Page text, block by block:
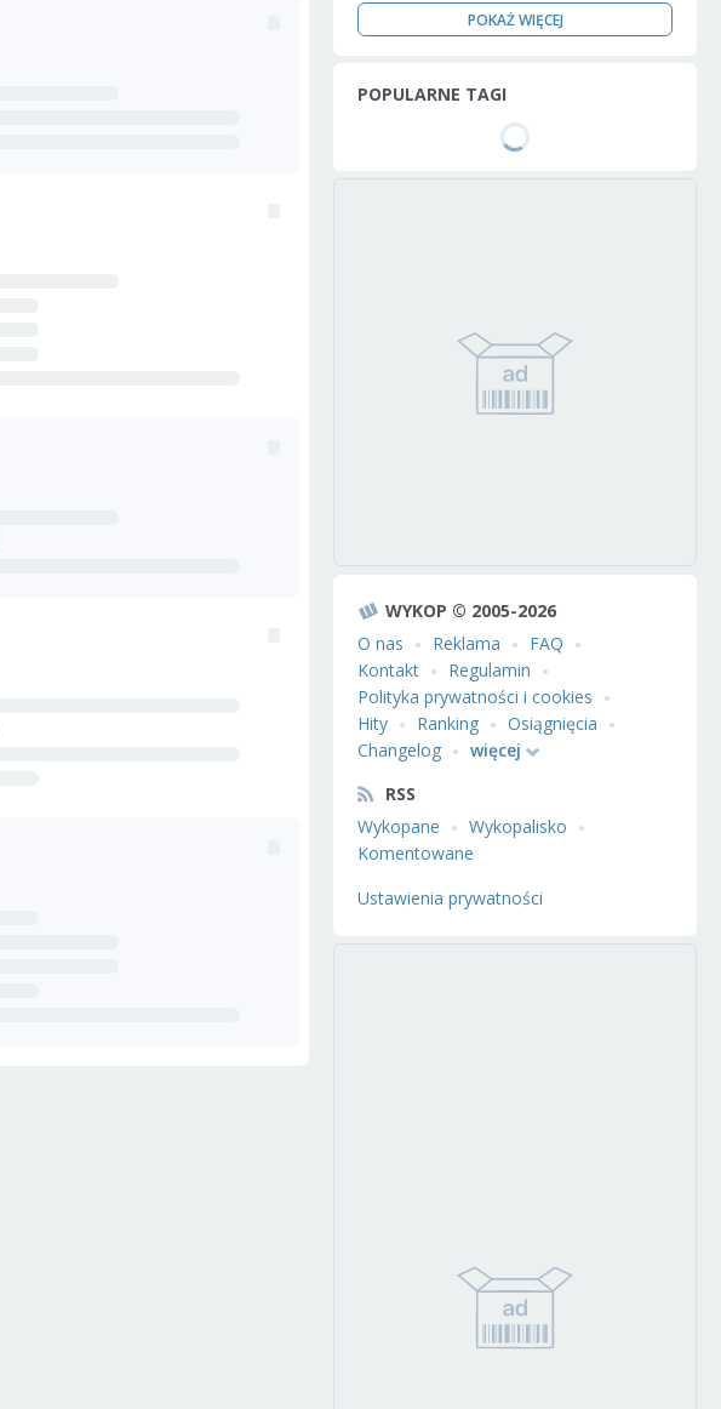
POKAŻ WIĘCEJ
POPULARNE TAGI
WYKOP © 2005-2026
O nas
Reklama
FAQ
Kontakt
Regulamin
Polityka prywatności i cookies
Hity
Ranking
Osiągnięcia
Changelog
więcej
RSS
Wykopane
Wykopalisko
Komentowane
Ustawienia prywatności